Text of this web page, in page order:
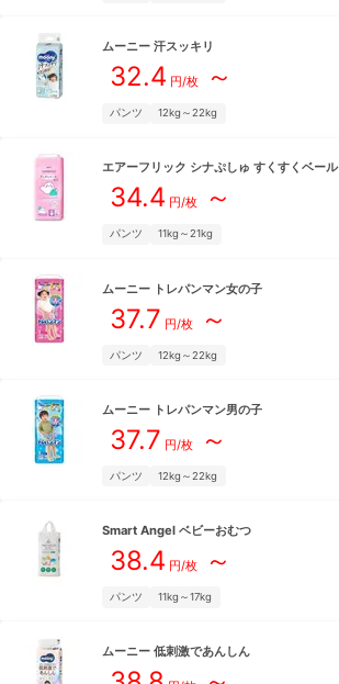
ムーニー 汗スッキリ
32.4 円/枚～
パンツ 12kg～22kg
エアーフリック シナぷしゅ すくすくベール
34.4 円/枚～
パンツ 11kg～21kg
ムーニー トレパンマン女の子
37.7 円/枚～
パンツ 12kg～22kg
ムーニー トレパンマン男の子
37.7 円/枚～
パンツ 12kg～22kg
Smart Angel ベビーおむつ
38.4 円/枚～
パンツ 11kg～17kg
ムーニー 低刺激であんしん